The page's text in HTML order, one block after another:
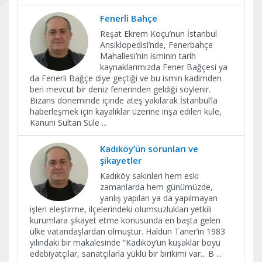
Fenerli Bahçe
Reşat Ekrem Koçu’nun İstanbul
Ansiklopedisi’nde, Fenerbahçe
Mahallesi’nin isminin tarih
kaynaklarımızda Fener Bağçesi ya
da Fenerli Bağçe diye geçtiği ve bu ismin kadimden
beri mevcut bir deniz fenerinden geldiği söylenir.
Bizans döneminde içinde ateş yakılarak İstanbul’la
haberleşmek için kayalıklar üzerine inşa edilen kule,
Kanuni Sultan Süle ...
Kadıköy’ün sorunları ve
şikayetler
Kadıköy sakinleri hem eski
zamanlarda hem günümüzde,
yanlış yapılan ya da yapılmayan
işleri eleştirme, ilçelerindeki olumsuzlukları yetkili
kurumlara şikayet etme konusunda en başta gelen
ülke vatandaşlardan olmuştur. Haldun Taner’in 1983
yılındaki bir makalesinde “Kadıköy’ün kuşaklar boyu
edebiyatçılar, sanatçılarla yüklü bir birikimi var... B ...